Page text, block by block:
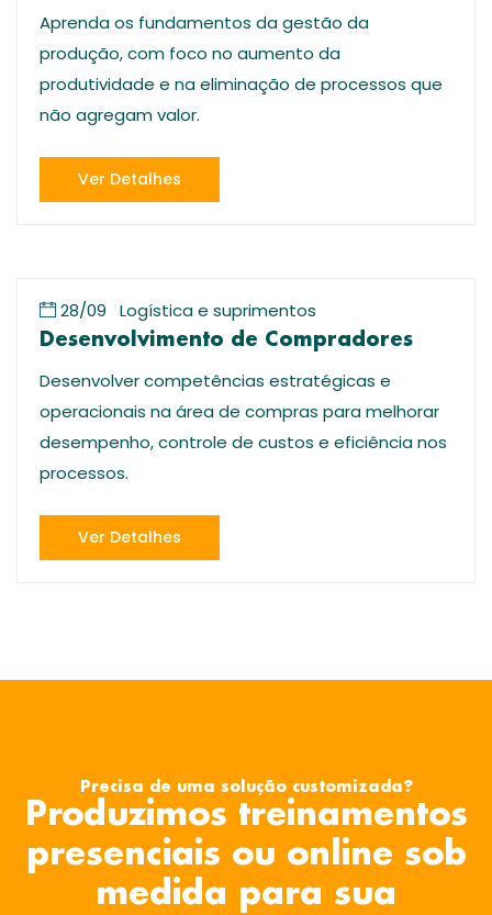
Aprenda os fundamentos da gestão da
produção, com foco no aumento da
produtividade e na eliminação de processos que
não agregam valor.
Ver Detalhes
28/09 Logística e suprimentos
Desenvolvimento de Compradores
Desenvolver competências estratégicas e
operacionais na área de compras para melhorar
desempenho, controle de custos e eficiência nos
processos.
Ver Detalhes
Precisa de uma solução customizada?
Produzimos treinamentos
presenciais ou online sob
medida para sua